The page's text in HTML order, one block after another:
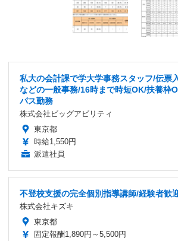
私大の会計課で学大学事務スタッフ/伝票
などの一般事務/16時まで時短OK/扶養枠
パス勤務
株式会社ビッグアビリティ
東京都
時給1,550円
派遣社員
不登校支援の完全個別指導講師/経験者歓
株式会社キズキ
東京都
固定報酬1,890円～5,500円